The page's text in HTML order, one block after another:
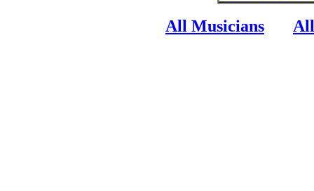
All Musicians